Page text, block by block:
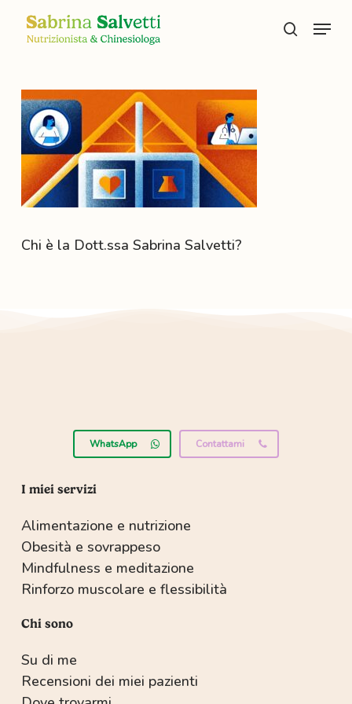
search
Menu
Chi è la Dott.ssa Sabrina Salvetti?
WhatsApp Contattami
I miei servizi
Alimentazione e nutrizione
Obesità e sovrappeso
Mindfulness e meditazione
Rinforzo muscolare e flessibilità
Chi sono
Su di me
Recensioni dei miei pazienti